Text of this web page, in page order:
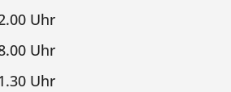
Uhr
Uhr
Uhr